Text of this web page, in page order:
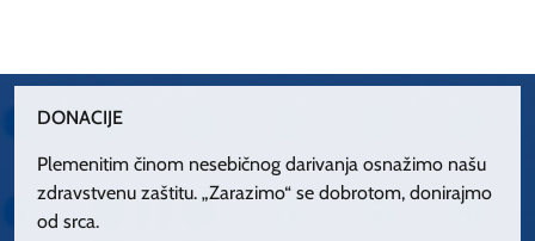
DONACIJE
Plemenitim činom nesebičnog darivanja osnažimo našu
zdravstvenu zaštitu. „Zarazimo“ se dobrotom, donirajmo
od srca.